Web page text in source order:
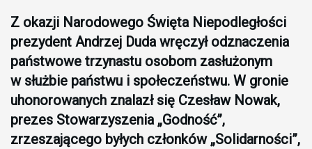
Z okazji Narodowego Święta Niepodległości
prezydent Andrzej Duda wręczył odznaczenia
państwowe trzynastu osobom zasłużonym
w służbie państwu i społeczeństwu. W gronie
uhonorowanych znalazł się Czesław Nowak,
prezes Stowarzyszenia „Godność”,
zrzeszającego byłych członków „Solidarności”,